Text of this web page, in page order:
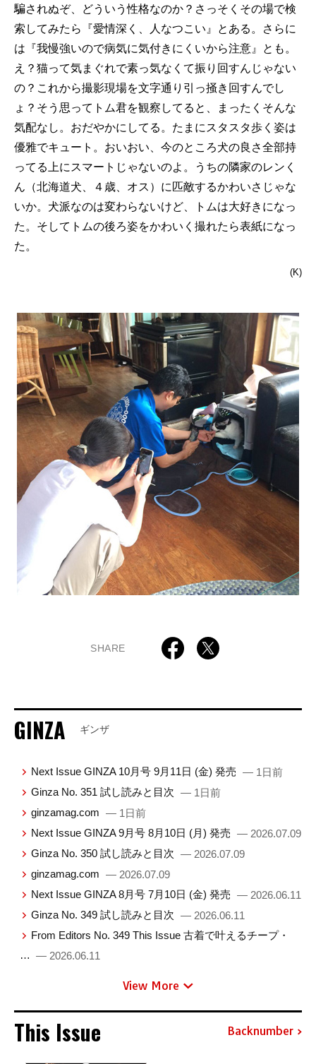
騙されぬぞ、どういう性格なのか？さっそくその場で検
索してみたら『愛情深く、人なつこい』とある。さらに
は『我慢強いので病気に気付きにくいから注意』とも。
え？猫って気まぐれで素っ気なくて振り回すんじゃない
の？これから撮影現場を文字通り引っ掻き回すんでし
ょ？そう思ってトム君を観察してると、まったくそんな
気配なし。おだやかにしてる。たまにスタスタ歩く姿は
優雅でキュート。おいおい、今のところ犬の良さ全部持
ってる上にスマートじゃないのよ。うちの隣家のレンく
ん（北海道犬、４歳、オス）に匹敵するかわいさじゃな
いか。犬派なのは変わらないけど、トムは大好きになっ
た。そしてトムの後ろ姿をかわいく撮れたら表紙になっ
た。
(K)
SHARE
GINZA ギンザ
Next Issue GINZA 10月号 9月11日 (金) 発売 — 1日前
Ginza No. 351 試し読みと目次 — 1日前
ginzamag.com — 1日前
Next Issue GINZA 9月号 8月10日 (月) 発売 — 2026.07.09
Ginza No. 350 試し読みと目次 — 2026.07.09
ginzamag.com — 2026.07.09
Next Issue GINZA 8月号 7月10日 (金) 発売 — 2026.06.11
Ginza No. 349 試し読みと目次 — 2026.06.11
From Editors No. 349 This Issue 古着で叶えるチープ・
… — 2026.06.11
View More
This Issue Backnumber